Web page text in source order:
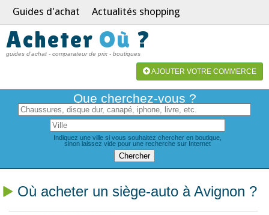
Guides d'achat Actualités shopping
Acheter Où ?
guides d'achat - comparateur de prix - boutiques
AJOUTER VOTRE COMMERCE
Que cherchez-vous ?
Indiquez une ville si vous souhaitez chercher en boutique,
sinon laissez vide pour une recherche sur Internet
Où acheter un siège-auto à Avignon ?